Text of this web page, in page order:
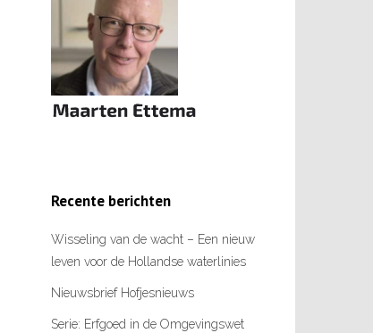
Recente berichten
Wisseling van de wacht – Een nieuw
leven voor de Hollandse waterlinies
Nieuwsbrief Hofjesnieuws
Serie: Erfgoed in de Omgevingswet